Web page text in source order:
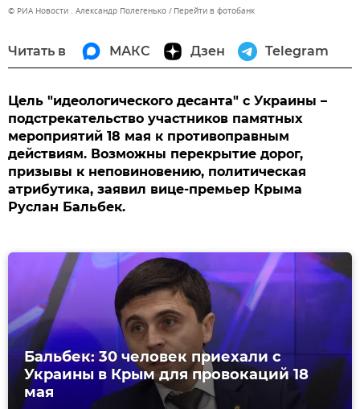
© РИА Новости . Александр Полегенько Перейти в фотобанк
Читать в МАКС Дзен Telegram
Цель "идеологического десанта" с Украины –
подстрекательство участников памятных
мероприятий 18 мая к противоправным
действиям. Возможны перекрытие дорог,
призывы к неповиновению, политическая
атрибутика, заявил вице-премьер Крыма
Руслан Бальбек.
Бальбек: 30 человек приехали с
Украины в Крым для провокаций 18
мая